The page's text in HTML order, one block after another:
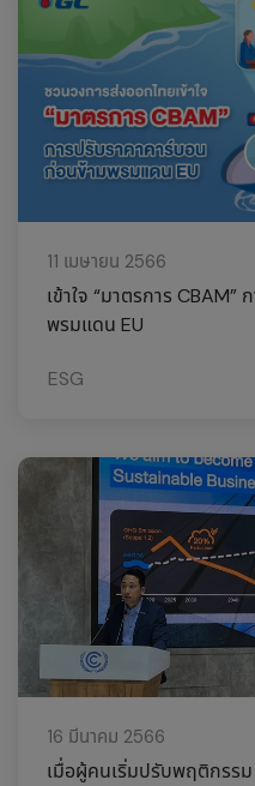
11 เมษายน 2566
เข้าใจ “มาตรการ
พรมแดน EU
ESG
16 มีนาคม 2566
เมื่อผู้คนเริ่มปรับพฤติกรร